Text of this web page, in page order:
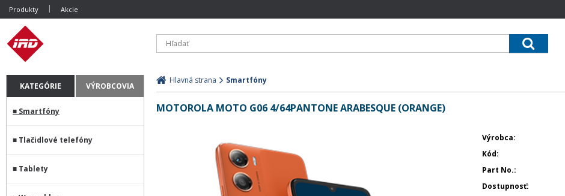
Produkty Akcie
KATEGÓRIE VÝROBCOVIA
Smartfóny
Tlačidlové telefóny
Tablety
Hlavná strana Smartfóny
MOTOROLA MOTO G06 4/64PANTONE ARABESQUE (ORANGE)
Výrobca
Kód
Part No.
Dostupnosť